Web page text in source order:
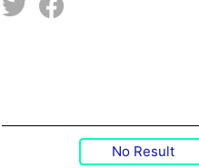
No Result